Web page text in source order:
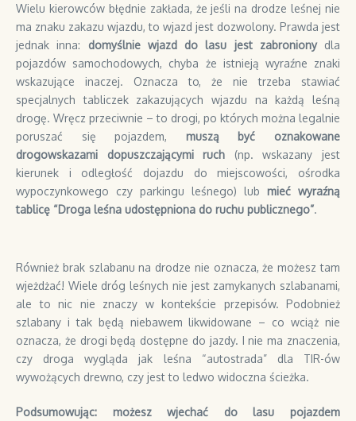
Wielu kierowców błędnie zakłada, że jeśli na drodze leśnej nie
ma znaku zakazu wjazdu, to wjazd jest dozwolony. Prawda jest
jednak inna: domyślnie wjazd do lasu jest zabronionydla
pojazdów samochodowych, chyba że istnieją wyraźne znaki
wskazujące inaczej. Oznacza to, że nie trzeba stawiać
specjalnych tabliczek zakazujących wjazdu na każdą leśną
drogę. Wręcz przeciwnie – to drogi, po których można legalnie
poruszać się pojazdem, muszą być oznakowane
drogowskazami dopuszczającymi ruch (np. wskazany jest
kierunek i odległość dojazdu do miejscowości, ośrodka
wypoczynkowego czy parkingu leśnego) lub mieć wyraźną
tablicę “Droga leśna udostępniona do ruchu publicznego”.
Również brak szlabanu na drodze nie oznacza, że możesz tam
wjeżdżać! Wiele dróg leśnych nie jest zamykanych szlabanami,
ale to nic nie znaczy w kontekście przepisów. Podobnież
szlabany i tak będą niebawem likwidowane – co wciąż nie
oznacza, że drogi będą dostępne do jazdy. I nie ma znaczenia,
czy droga wygląda jak leśna “autostrada” dla TIR-ów
wywożących drewno, czy jest to ledwo widoczna ścieżka.
Podsumowując: możesz wjechać do lasu pojazdem